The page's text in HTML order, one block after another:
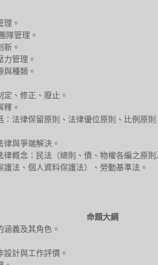
理。
隊管理。
新。
力管理。
與種類。
定、修正、廢止。
釋。
：法律保留原則、法律優位原則、比例原則
律與爭端解決。
律概念：民法（總則、債、物權各編之原
護法、個人資料保護法）、勞動基準法。
命題大綱
涵義及其角色。
設計與工作評價。